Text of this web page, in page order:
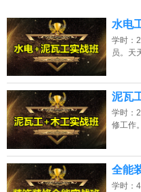
2026年8月6号_广东_胡同学（
2026年8月6号_安徽_潘同学（
2026年8月6号_江西_陈同学（
2026年8月6号_广西_江同学（
2026年8月6号_广东_谭同学（
水电
学时：
员。天
泥瓦
学时：
修工作
全能
学时：